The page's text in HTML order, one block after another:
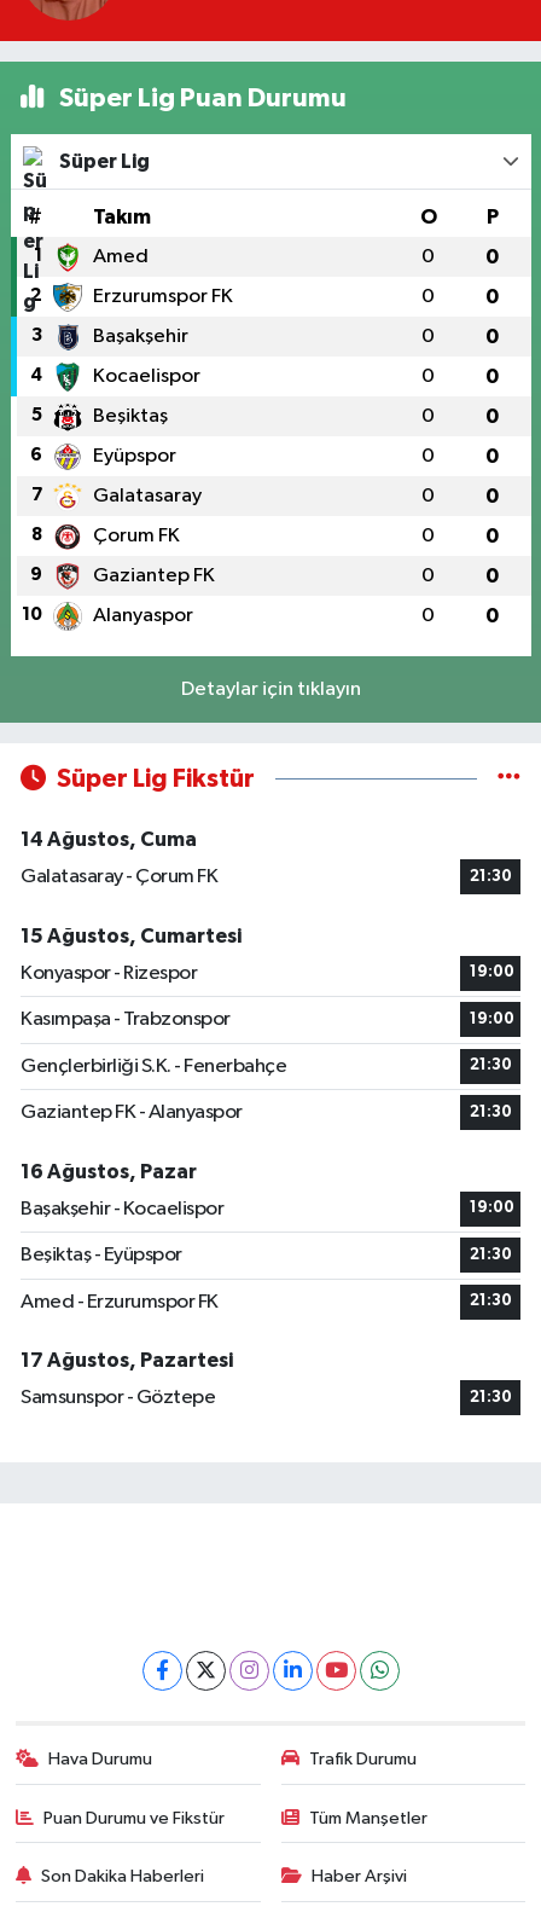
Süper Lig Puan Durumu
Süper Lig
# Takım O P
1 Amed 0 0
2 Erzurumspor FK 0 0
3 Başakşehir 0 0
4 Kocaelispor 0 0
5 Beşiktaş 0 0
6 Eyüpspor 0 0
7 Galatasaray 0 0
8 Çorum FK 0 0
9 Gaziantep FK 0 0
10 Alanyaspor 0 0
Detaylar için tıklayın
Süper Lig Fikstür
14 Ağustos, Cuma
Galatasaray - Çorum FK
21:30
15 Ağustos, Cumartesi
Konyaspor - Rizespor
19:00
Kasımpaşa - Trabzonspor 19:00
Gençlerbirliği S.K. - Fenerbahçe 21:30
Gaziantep FK - Alanyaspor 21:30
16 Ağustos, Pazar
Başakşehir - Kocaelispor
19:00
Beşiktaş - Eyüpspor 21:30
Amed - Erzurumspor FK 21:30
17 Ağustos, Pazartesi
Samsunspor - Göztepe
21:30
Hava Durumu Trafik Durumu
Puan Durumu ve Fikstür Tüm Manşetler
Son Dakika Haberleri Haber Arşivi